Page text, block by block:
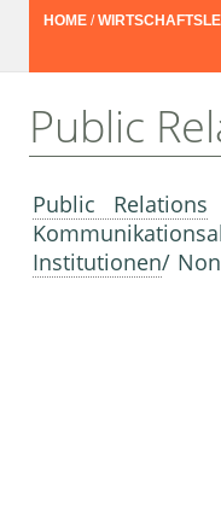
HOME /
Public
Public Relations
Institutionen/